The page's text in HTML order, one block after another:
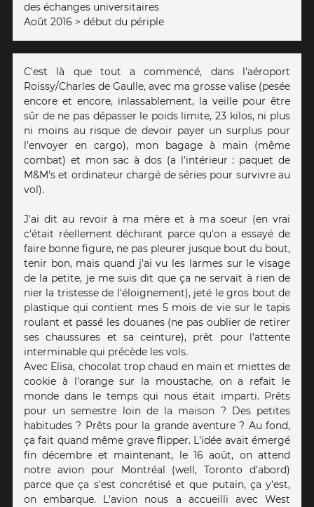
des échanges universitaires
Août 2016 > début du périple
C'est là que tout a commencé, dans l'aéroport
Roissy/Charles de Gaulle, avec ma grosse valise (pesée
encore et encore, inlassablement, la veille pour être
sûr de ne pas dépasser le poids limite, 23 kilos, ni plus
ni moins au risque de devoir payer un surplus pour
l'envoyer en cargo), mon bagage à main (même
combat) et mon sac à dos (a l'intérieur : paquet de
M&M's et ordinateur chargé de séries pour survivre au
vol).
J'ai dit au revoir à ma mère et à ma soeur (en vrai
c'était réellement déchirant parce qu'on a essayé de
faire bonne figure, ne pas pleurer jusque bout du bout,
tenir bon, mais quand j'ai vu les larmes sur le visage
de la petite, je me suis dit que ça ne servait à rien de
nier la tristesse de l'éloignement), jeté le gros bout de
plastique qui contient mes 5 mois de vie sur le tapis
roulant et passé les douanes (ne pas oublier de retirer
ses chaussures et sa ceinture), prêt pour l'attente
interminable qui précède les vols.
Avec Elisa, chocolat trop chaud en main et miettes de
cookie à l'orange sur la moustache, on a refait le
monde dans le temps qui nous était imparti. Prêts
pour un semestre loin de la maison ? Des petites
habitudes ? Prêts pour la grande aventure ? Au fond,
ça fait quand même grave flipper. L'idée avait émergé
fin décembre et maintenant, le 16 août, on attend
notre avion pour Montréal (well, Toronto d'abord)
parce que ça s'est concrétisé et que putain, ça y'est,
on embarque. L'avion nous a accueilli avec West